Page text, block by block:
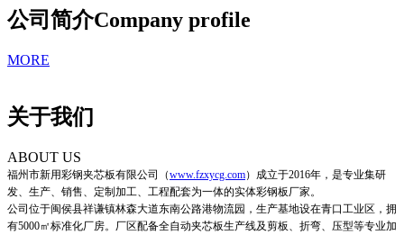
公司简介Company profile
MORE
关于我们
ABOUT US
福州市新用彩钢夹芯板有限公司 （www.fzxycg.com） 成立于2016年，是专业集研
发、生产、销售、定制加工、工程配套为一体的实体彩钢板厂家。
公司位于闽侯县祥谦镇林森大道东南公路港物流园，生产基地设在青口工业区，拥
有5000㎡标准化厂房。厂区配备全自动夹芯板生产线及剪板、折弯、压型等专业加